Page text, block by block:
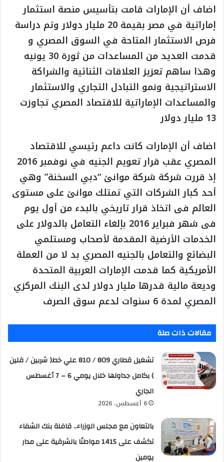
اضاف أن الإمارات قامت بتأسيس منصة استثمار
إماراتية في مصر بقيمة 20 مليار دولار وتم دراسة
فرص الاستثمار المتاحة في السوق المصري و
قدمت العديد من المساعدات من ثورة 30 يونيه
وهذا ساهم تعزيز العلاقات الثنائية والشراكة
الاستراتيجية ونمو التبادل التجاري والاستثمار
والمساعدات الإماراتية للاقتصاد المصري تجاوزت
13 مليار دولار
اضاف أن الإمارات كانت داعم رئيسي للاقتصاد
المصري عقب قرار تعويم الجنيه في نوفمبر 2016
إذ قررت شركة شركة موانئ “دبي السخنة” وهي
أحد كبار الشركات التي تمتلك موانئ على مستوى
العالم فى اتخاذ قرار تاريخي بالبدء من أول يوم
فى شهر فبراير 2016 بإلغاء التعامل بالدولار على
الخدمات الأرضية المقدمة لأصحاب ومستلمي
البضائع والتعامل بالجنيه المصري بد لا من العملة
الأمريكية كما قدمت الإمارات العربية المتحدة
وديعة مالية قدرها مليار دولار لدى البنك المركزي
المصري لمدة 6 سنوات لدعم سوق الصرف
مقالات ذات صلة
تشغيل قطاري 809 / 810 علي خط( شربين / قلين
) بكامل جداولها خلال يومي 6 – 7 أغسطس
الجاري
6 أغسطس، 2026
بالتعاون مع مجلس الوزراء.. قافلة بنك الشفاء
تكشف على 1415 مواطنًا بالشرقية على مدار
يومين